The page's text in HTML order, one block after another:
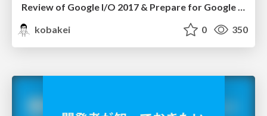
kobakei
0 350